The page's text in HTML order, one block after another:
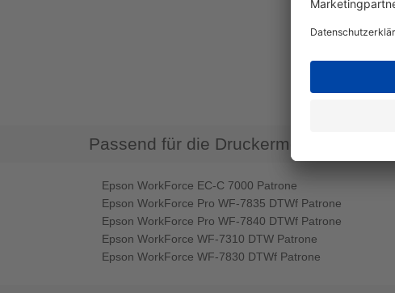
Passend für die Druckermodelle
Epson WorkForce EC-C 7000 Patrone
Epson WorkForce Pro WF-7835 DTWf Patrone
Epson WorkForce Pro WF-7840 DTWf Patrone
Epson WorkForce WF-7310 DTW Patrone
Epson WorkForce WF-7830 DTWf Patrone